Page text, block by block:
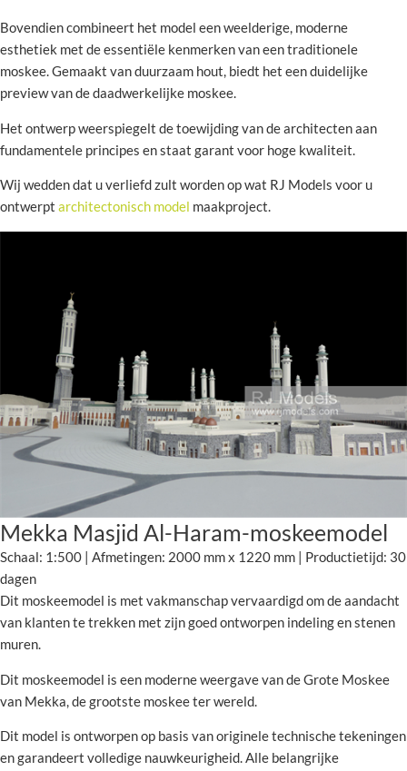
Bovendien combineert het model een weelderige, moderne
esthetiek met de essentiële kenmerken van een traditionele
moskee. Gemaakt van duurzaam hout, biedt het een duidelijke
preview van de daadwerkelijke moskee.
Het ontwerp weerspiegelt de toewijding van de architecten aan
fundamentele principes en staat garant voor hoge kwaliteit.
Wij wedden dat u verliefd zult worden op wat RJ Models voor u
ontwerpt architectonisch model maakproject.
Mekka Masjid Al-Haram-moskeemodel
Schaal: 1:500 | Afmetingen: 2000 mm x 1220 mm | Productietijd: 30
dagen
Dit moskeemodel is met vakmanschap vervaardigd om de aandacht
van klanten te trekken met zijn goed ontworpen indeling en stenen
muren.
Dit moskeemodel is een moderne weergave van de Grote Moskee
van Mekka, de grootste moskee ter wereld.
Dit model is ontworpen op basis van originele technische tekeningen
en garandeert volledige nauwkeurigheid. Alle belangrijke